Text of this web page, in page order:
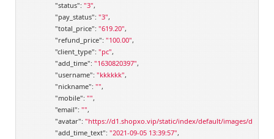
"status": "3",
"pay_status": "3",
"total_price": "619.20",
"refund_price": "100.00",
"client_type": "pc",
"add_time": "1630820397",
"username": "kkkkkk",
"nickname": "",
"mobile": "",
"email": "",
"avatar": "https://d1.shopxo.vip/static/index/default/images/
"add_time_text": "2021-09-05 13:39:57",